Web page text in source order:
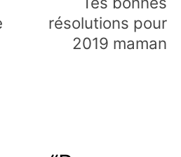
résolutions pour
2019 maman